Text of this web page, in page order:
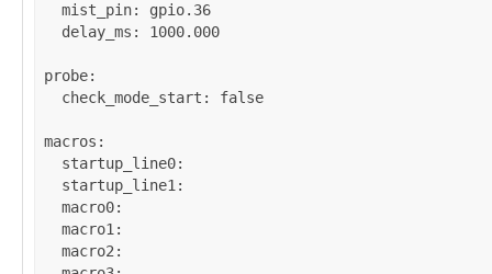
mist_pin: gpio.36
delay_ms : 1000.000
probe:
check_mode_start : false
macros :
startup_line0:
startup_line1 :
macro0:
macro1 :
macro2 :